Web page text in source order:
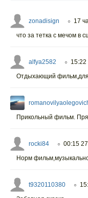
zonadisign ○ 17
что за тетка с мечом в
alfya2582 ○ 15:22
Отдыхающий
Прикольный фильм.
rocki84 ○ 00:15
Норм
t9320110380 ○